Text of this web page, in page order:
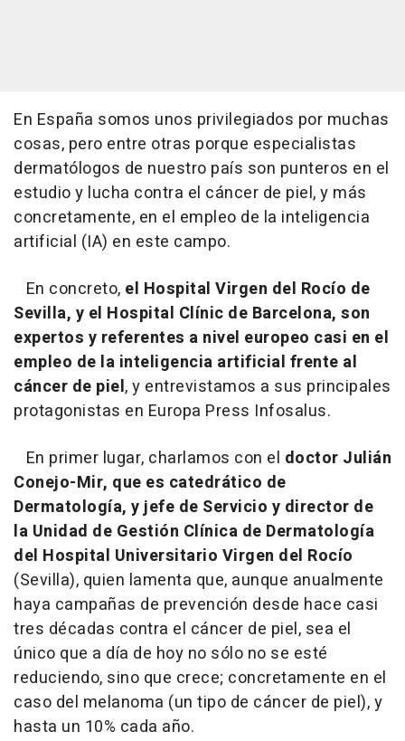
En España somos unos privilegiados por muchas
cosas, pero entre otras porque especialistas
dermatólogos de nuestro país son punteros en el
estudio y lucha contra el cáncer de piel, y más
concretamente, en el empleo de la inteligencia
artificial (IA) en este campo.
En concreto, el Hospital Virgen del Rocío de
Sevilla, y el Hospital Clínic de Barcelona, son
expertos y referentes a nivel europeo casi en el
empleo de la inteligencia artificial frente al
cáncer de piel, y entrevistamos a sus principales
protagonistas en Europa Press Infosalus.
En primer lugar, charlamos con el doctor Julián
Conejo-Mir, que es catedrático de
Dermatología, y jefe de Servicio y director de
la Unidad de Gestión Clínica de Dermatología
del Hospital Universitario Virgen del Rocío
(Sevilla), quien lamenta que, aunque anualmente
haya campañas de prevención desde hace casi
tres décadas contra el cáncer de piel, sea el
único que a día de hoy no sólo no se esté
reduciendo, sino que crece; concretamente en el
caso del melanoma (un tipo de cáncer de piel), y
hasta un 10% cada año.